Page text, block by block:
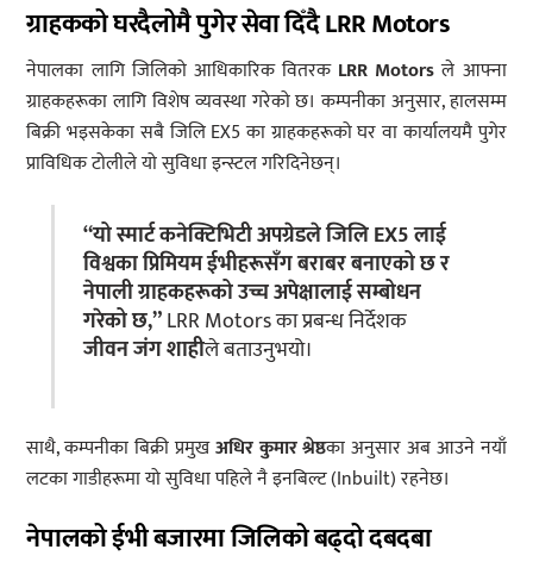
ग्राहकको घरदैलोमै पुगेर सेवा दिँदै LRR Motors
नेपालका लागि जिलिको आधिकारिक वितरक LRR Motorsले आफ्ना
ग्राहकहरूका लागि विशेष व्यवस्था गरेको छ। कम्पनीका अनुसार, हालसम्म
बिक्री भइसकेका सबै जिलि EX5 का ग्राहकहरूको घर वा कार्यालयमै पुगेर
प्राविधिक टोलीले यो सुविधा इन्स्टल गरिदिनेछन्।
“यो स्मार्ट कनेक्टिभिटी अपग्रेडले जिलि EX5 लाई
विश्वका प्रिमियम ईभीहरूसँग बराबर बनाएको छ र
नेपाली ग्राहकहरूको उच्च अपेक्षालाई सम्बोधन
गरेको छ,”LRR Motors का प्रबन्ध निर्देशक
जीवन जंग शाहीले बताउनुभयो।
साथै, कम्पनीका बिक्री प्रमुखअधिर कुमार श्रेष्ठका अनुसार अब आउने नयाँ
लटका गाडीहरूमा यो सुविधा पहिले नै इनबिल्ट (Inbuilt) रहनेछ।
नेपालको ईभी बजारमा जिलिको बढ्दो दबदबा